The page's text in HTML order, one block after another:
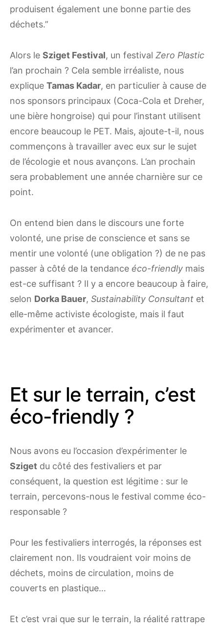
produisent également une bonne partie des
déchets.”
Alors le Sziget Festival, un festival Zero Plastic
l’an prochain ? Cela semble irréaliste, nous
explique Tamas Kadar, en particulier à cause de
nos sponsors principaux (Coca-Cola et Dreher,
une bière hongroise) qui pour l’instant utilisent
encore beaucoup le PET. Mais, ajoute-t-il, nous
commençons à travailler avec eux sur le sujet
de l’écologie et nous avançons. L’an prochain
sera probablement une année charnière sur ce
point.
On entend bien dans le discours une forte
volonté, une prise de conscience et sans se
mentir une volonté (une obligation ?) de ne pas
passer à côté de la tendance éco-friendly mais
est-ce suffisant ? Il y a encore beaucoup à faire,
selon Dorka Bauer, Sustainability Consultant et
elle-même activiste écologiste, mais il faut
expérimenter et avancer.
Et sur le terrain, c’est
éco-friendly ?
Nous avons eu l’occasion d’expérimenter le
Sziget du côté des festivaliers et par
conséquent, la question est légitime : sur le
terrain, percevons-nous le festival comme éco-
responsable ?
Pour les festivaliers interrogés, la réponses est
clairement non. Ils voudraient voir moins de
déchets, moins de circulation, moins de
couverts en plastique…
Et c’est vrai que sur le terrain, la réalité rattrape